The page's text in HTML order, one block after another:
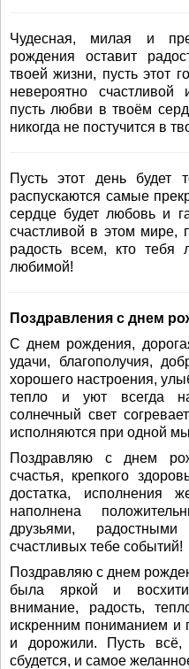
Чудесная, милая и
рождения оставит
твоей жизни, пусть этот
невероятно
пусть любви в твоём
никогда не постучится в
Пусть этот день будет
распускаются самые
сердце будет любовь и
счастливой в этом мире,
радость всем, кто
любимой!
Поздравления с днем
С днем рождения,
удачи, благополучия,
хорошего настроения,
тепло и уют всегда
солнечный свет
исполняются при одной
Поздравляю с днем
счастья, крепкого
достатка, исполнения
наполнена
друзьями,
счастливых тебе событий!
Поздравляю с днем
была яркой и
внимание, радость,
искренним пониманием и
и дорожили. Пусть всё,
сбудется, и самое